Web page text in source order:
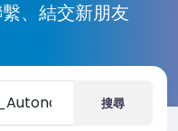
、結交新朋友
搜尋